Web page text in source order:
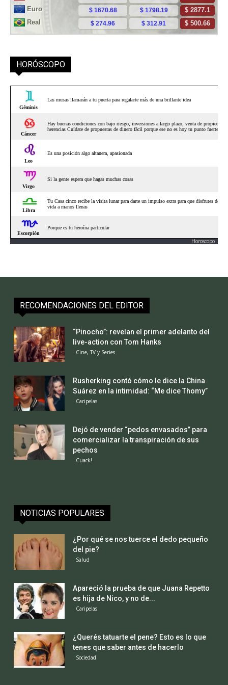
HORÓSCOPO
Horoscopo
RECOMENDACIONES DEL EDITOR
“Pinocho”: revelan el primer adelanto del
live-action con Tom Hanks
Cine, TV y Series
Rusherking contó cómo le dice la China
Suárez en la intimidad: “Me dice Thomy”
Caripelas
Dejó de vender “pedos envasados” para
comercializar la transpiración de sus
pechos
Cuack!
NOTICIAS POPULARES
¿Por qué se nos tuerce el dedo pequeño
del pie?
Salud
Apareció la prueba de que Juana Repetto
es hija de Nico, y no de...
Caripelas
¿Querés tatuarte el pene? Esto es lo que
tenes que saber antes de hacerlo
Sociedad